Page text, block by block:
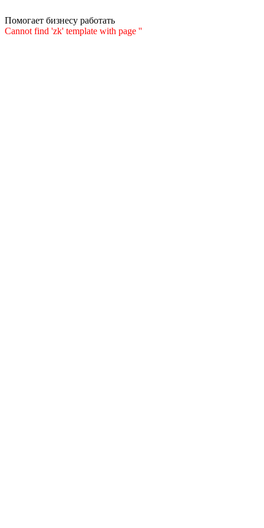
Помогает бизнесу работать
Cannot find 'zk' template with page ''